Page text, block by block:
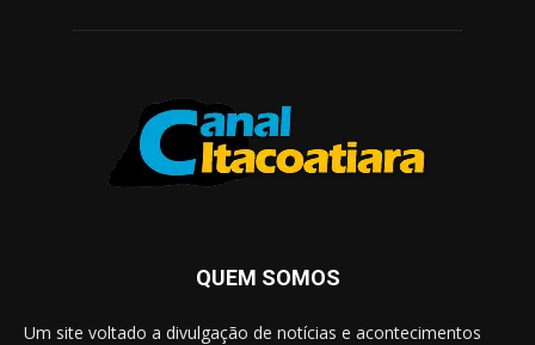
QUEM SOMOS
Um site voltado a divulgação de notícias e acontecimentos